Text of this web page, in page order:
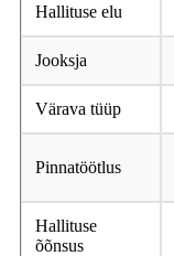
Hallituse elu
Jooksja
Värava tüüp
Pinnatöötlus
Hallituse
õõnsus